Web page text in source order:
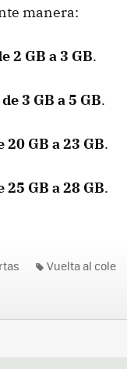
manera:
2 GB a 3 GB.
de 3 GB a 5 GB.
20 GB a 23 GB.
25 GB a 28 GB.
Vuelta al cole